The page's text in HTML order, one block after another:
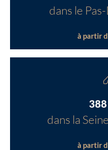
dans le
à partir
dans la
à partir